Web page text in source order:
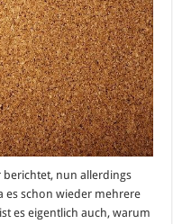
nun allerdings
es schon wieder mehrere
es eigentlich auch, warum